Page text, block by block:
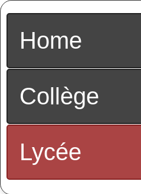
Home
Collège
Lycée